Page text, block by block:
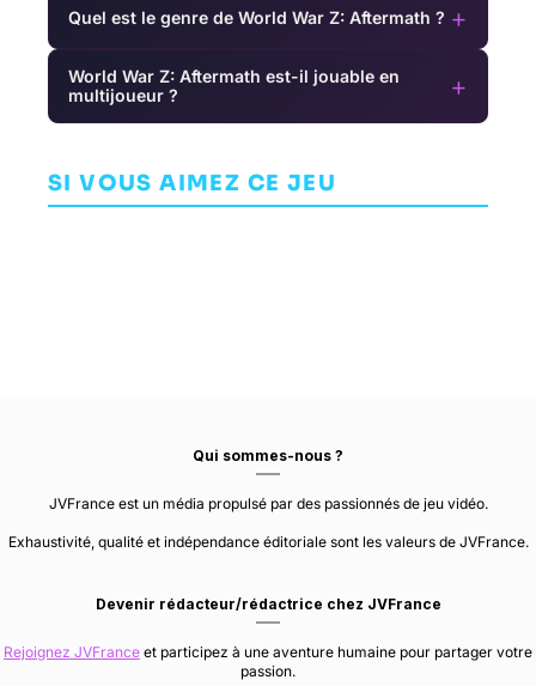
Quel est le genre de World War Z: Aftermath ? +
World War Z: Aftermath est-il jouable en
multijoueur ?
+
SI VOUS AIMEZ CE JEU
AVENTURE
AVENTURE
Qui sommes-nous ?
JVFrance est un média propulsé par des passionnés de jeu vidéo.
Exhaustivité, qualité et indépendance éditoriale sont les valeurs de JVFrance.
Devenir rédacteur/rédactrice chez JVFrance
Rejoignez JVFrance et participez à une aventure humaine pour partager votre
passion.